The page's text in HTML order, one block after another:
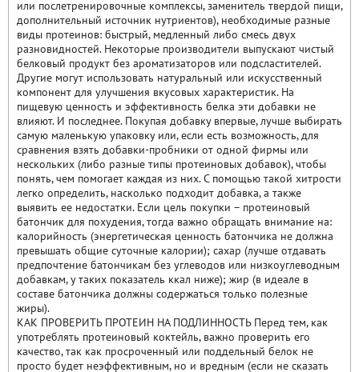
или послетренировочные комплексы, заменитель твердой пищи,
дополнительный источник нутриентов), необходимые разные
виды протеинов: быстрый, медленный либо смесь двух
разновидностей. Некоторые производители выпускают чистый
белковый продукт без ароматизаторов или подсластителей.
Другие могут использовать натуральный или искусственный
компонент для улучшения вкусовых характеристик. На
пищевую ценность и эффективность белка эти добавки не
влияют. И последнее. Покупая добавку впервые, лучше выбирать
самую маленькую упаковку или, если есть возможность, для
сравнения взять добавки-пробники от одной фирмы или
нескольких (либо разные типы протеиновых добавок), чтобы
понять, чем помогает каждая из них. С помощью такой хитрости
легко определить, насколько подходит добавка, а также
выявить ее недостатки. Если цель покупки – протеиновый
батончик для похудения, тогда важно обращать внимание на:
калорийность (энергетическая ценность батончика не должна
превышать общие суточные калории); сахар (лучше отдавать
предпочтение батончикам без углеводов или низкоуглеводным
добавкам, у таких показатель ккал ниже); жир (в идеале в
составе батончика должны содержаться только полезные
жиры).
КАК ПРОВЕРИТЬ ПРОТЕИН НА ПОДЛИННОСТЬ Перед тем, как
употреблять протеиновый коктейль, важно проверить его
качество, так как просроченный или поддельный белок не
просто будет неэффективным, но и вредным (если не сказать